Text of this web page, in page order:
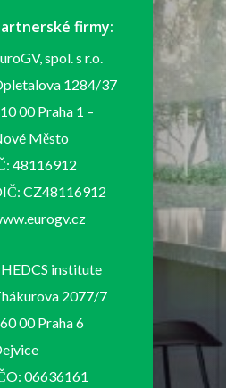
firmy:
spol. s r.o.
1284/37
00 Praha 1 –
Město
48116912
CZ48116912
institute
2077/7
00 Praha 6
06636161